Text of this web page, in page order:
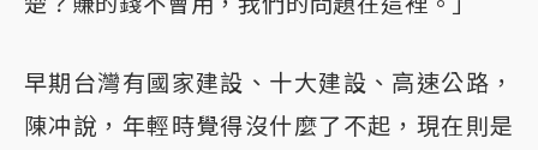
早期台灣有國家建設、十大建設、高速公路，
陳冲說，年輕時覺得沒什麼了不起，現在則是